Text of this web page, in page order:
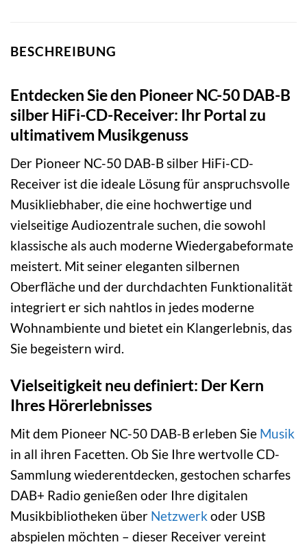
BESCHREIBUNG
Entdecken Sie den Pioneer NC-50 DAB-B
silber HiFi-CD-Receiver: Ihr Portal zu
ultimativem Musikgenuss
Der Pioneer NC-50 DAB-B silber HiFi-CD-
Receiver ist die ideale Lösung für anspruchsvolle
Musikliebhaber, die eine hochwertige und
vielseitige Audiozentrale suchen, die sowohl
klassische als auch moderne Wiedergabeformate
meistert. Mit seiner eleganten silbernen
Oberfläche und der durchdachten Funktionalität
integriert er sich nahtlos in jedes moderne
Wohnambiente und bietet ein Klangerlebnis, das
Sie begeistern wird.
Vielseitigkeit neu definiert: Der Kern
Ihres Hörerlebnisses
Mit dem Pioneer NC-50 DAB-B erleben Sie Musik
in all ihren Facetten. Ob Sie Ihre wertvolle CD-
Sammlung wiederentdecken, gestochen scharfes
DAB+ Radio genießen oder Ihre digitalen
Musikbibliotheken über Netzwerk oder USB
abspielen möchten – dieser Receiver vereint